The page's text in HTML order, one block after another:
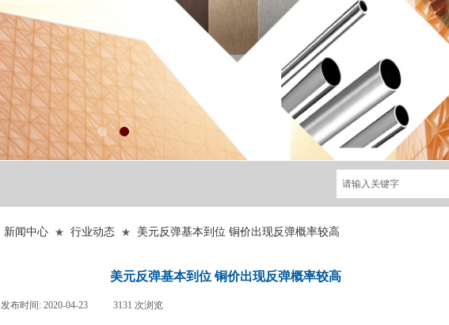
新闻中心 ★ 行业动态 ★ 美元反弹基本到位 铜价出现反弹概率较高
美元反弹基本到位 铜价出现反弹概率较高
发布时间: 2020-04-23 3131 次浏览